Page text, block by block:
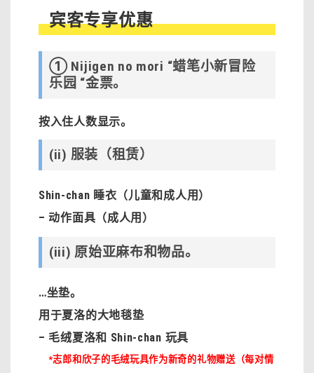
宾客专享优惠
➀ Nijigen no mori “蜡笔小新冒险
乐园 “金票。
按入住人数显示。
(ii) 服装（租赁）
Shin-chan 睡衣（儿童和成人用）
– 动作面具（成人用）
(iii) 原始亚麻布和物品。
…坐垫。
用于夏洛的大地毯垫
– 毛绒夏洛和 Shin-chan 玩具
*志郎和欣子的毛绒玩具作为新奇的礼物赠送（每对情